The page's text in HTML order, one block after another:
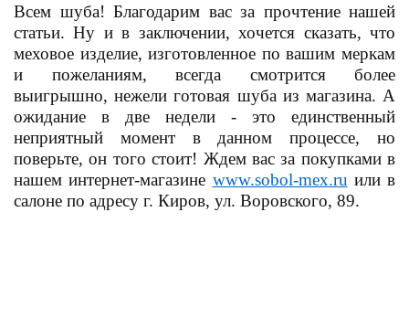
Всем шуба! Благодарим вас за прочтение нашей
статьи. Ну и в заключении, хочется сказать, что
меховое изделие, изготовленное по вашим меркам
и пожеланиям, всегда смотрится более
выигрышно, нежели готовая шуба из магазина. А
ожидание в две недели - это единственный
неприятный момент в данном процессе, но
поверьте, он того стоит! Ждем вас за покупками в
нашем интернет-магазине www.sobol-mex.ru или в
салоне по адресу г. Киров, ул. Воровского, 89.